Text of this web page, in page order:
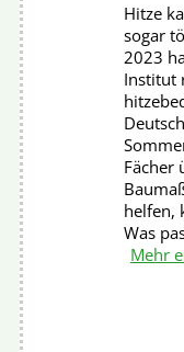
Hitze
sogar
2023
Institut
Fächer
helfen,
Was
Mehr